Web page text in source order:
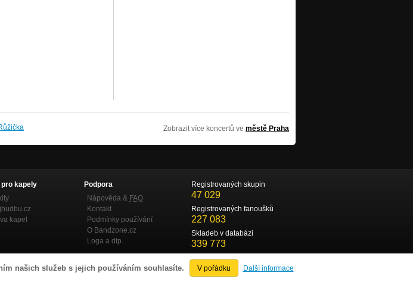
našich služeb s jejich používáním souhlasíte. V pořádku Další informace
Zobrazit více koncertů ve městě Praha
pro kapely
kapel
Podpora
Nápověda & FAQ
Kontakt
Podmínky používání
O Bandzone.cz
Loga a dtp.
Registrovaných skupin
47 029
Registrovaných fanoušků
227 083
Skladeb v databázi
339 773